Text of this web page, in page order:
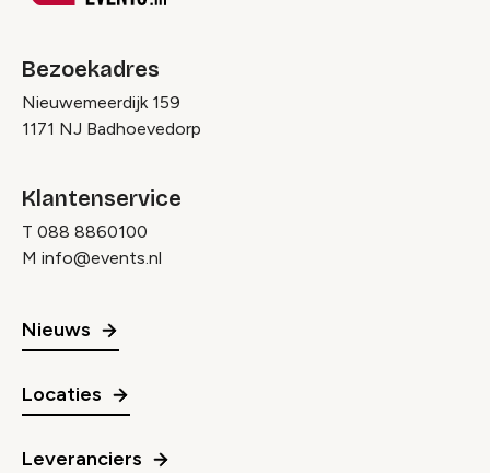
Bezoekadres
Nieuwemeerdijk 159
1171 NJ Badhoevedorp
Klantenservice
T 088 8860100
M info@events.nl
Nieuws
Locaties
Leveranciers